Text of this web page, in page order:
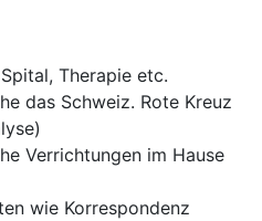
Therapie etc.
das Schweiz. Rote Kreuz
Verrichtungen im Hause
wie Korrespondenz